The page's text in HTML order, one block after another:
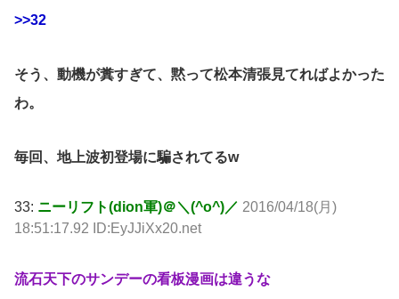
>>32
そう、動機が糞すぎて、黙って松本清張見てればよかった
わ。
毎回、地上波初登場に騙されてるw
33: ニーリフト(dion軍)＠＼(^o^)／ 2016/04/18(月)
18:51:17.92 ID:EyJJiXx20.net
流石天下のサンデーの看板漫画は違うな